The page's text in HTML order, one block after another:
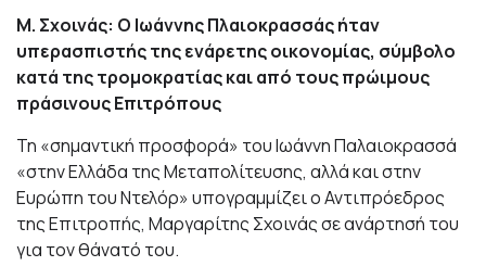
Μ. Σχοινάς: Ο Ιωάννης Πλαιοκρασσάς ήταν
υπερασπιστής της ενάρετης οικονομίας, σύμβολο
κατά της τρομοκρατίας και από τους πρώιμους
πράσινους Επιτρόπους
Τη «σημαντική προσφορά» του Ιωάννη Παλαιοκρασσά
«στην Ελλάδα της Μεταπολίτευσης, αλλά και στην
Ευρώπη του Ντελόρ» υπογραμμίζει ο Αντιπρόεδρος
της Επιτροπής, Μαργαρίτης Σχοινάς σε ανάρτησή του
για τον θάνατό του.